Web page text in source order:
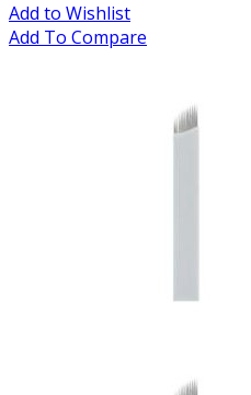
Add to Wishlist
Add To Compare